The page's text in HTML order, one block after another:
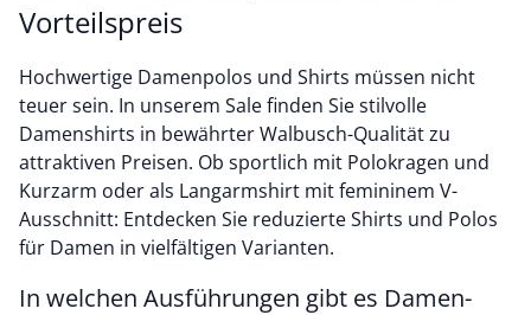
Vorteilspreis
Hochwertige Damenpolos und Shirts müssen nicht
teuer sein. In unserem Sale finden Sie stilvolle
Damenshirts in bewährter Walbusch-Qualität zu
attraktiven Preisen. Ob sportlich mit Polokragen und
Kurzarm oder als Langarmshirt mit femininem V-
Ausschnitt: Entdecken Sie reduzierte Shirts und Polos
für Damen in vielfältigen Varianten.
In welchen Ausführungen gibt es Damen-